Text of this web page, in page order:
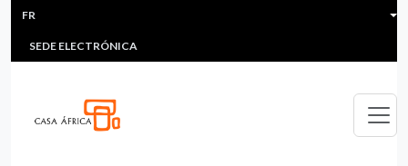
Aller au contenu principal
HEADER MENU
MULTIMEDIA
SEDE ELECTRÓNICA
FR